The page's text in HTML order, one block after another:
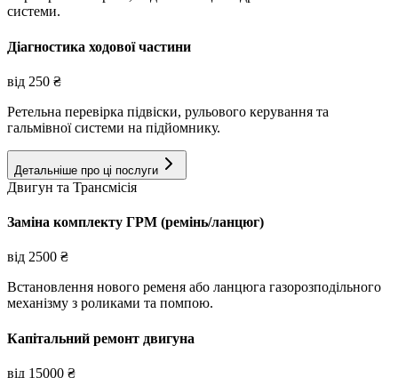
системи.
Діагностика ходової частини
від 250 ₴
Ретельна перевірка підвіски, рульового керування та
гальмівної системи на підйомнику.
Детальніше про ці послуги
Двигун та Трансмісія
Заміна комплекту ГРМ (ремінь/ланцюг)
від 2500 ₴
Встановлення нового ременя або ланцюга газорозподільного
механізму з роликами та помпою.
Капітальний ремонт двигуна
від 15000 ₴